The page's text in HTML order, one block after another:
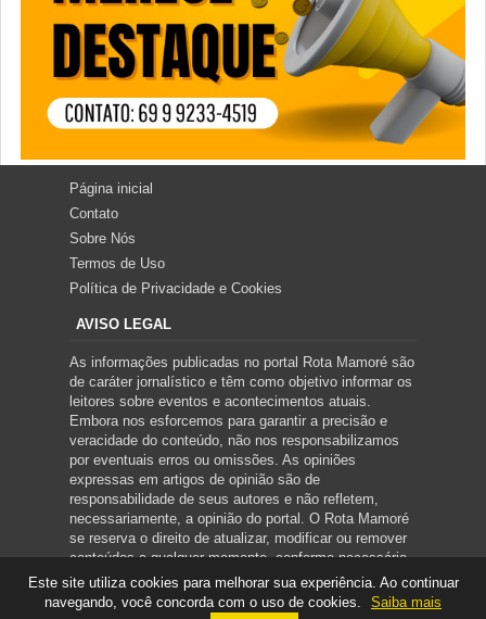
Página inicial
Contato
Sobre Nós
Termos de Uso
Política de Privacidade e Cookies
AVISO LEGAL
As informações publicadas no portal Rota Mamoré são
de caráter jornalístico e têm como objetivo informar os
leitores sobre eventos e acontecimentos atuais.
Embora nos esforcemos para garantir a precisão e
veracidade do conteúdo, não nos responsabilizamos
por eventuais erros ou omissões. As opiniões
expressas em artigos de opinião são de
responsabilidade de seus autores e não refletem,
necessariamente, a opinião do portal. O Rota Mamoré
se reserva o direito de atualizar, modificar ou remover
conteúdos a qualquer momento, conforme necessário.
Este site utiliza cookies para melhorar sua experiência. Ao continuar
navegando, você concorda com o uso de cookies.
Saiba mais
Copyright ©2026ROTA MAMORÉ